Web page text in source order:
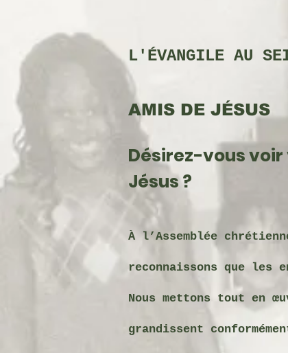
L'ÉVANGILE AU
AMIS DE JÉSUS
Désirez-vous
Jésus ?
À l’Assemblée
reconnaissons que les
Nous mettons tout en
grandissent